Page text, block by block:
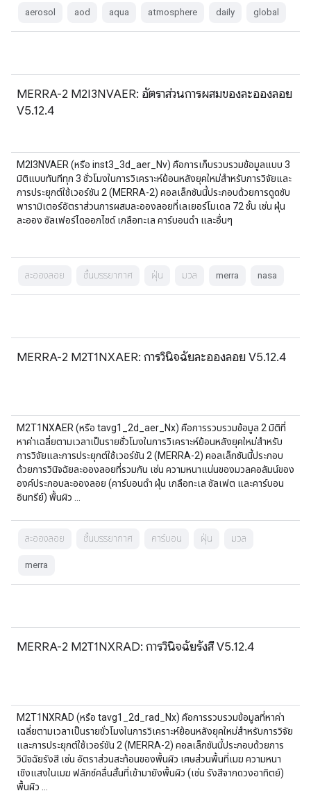
aerosol aod aqua atmosphere daily global
MERRA-2 M2I3NVAER: อัตราส่วนการผสมของละอองลอย
V5.12.4
M2I3NVAER (หรือ inst3_3d_aer_Nv) คือการเก็บรวบรวมข้อมูลแบบ 3
มิติแบบทันทีทุก 3 ชั่วโมงในการวิเคราะห์ย้อนหลังยุคใหม่สำหรับการวิจัยและ
การประยุกต์ใช้เวอร์ชัน 2 (MERRA-2) คอลเล็กชันนี้ประกอบด้วยการดูดซับ
พารามิเตอร์อัตราส่วนการผสมละอองลอยที่เลเยอร์โมเดล 72 ชั้น เช่น ฝุ่น
ละออง ซัลเฟอร์ไดออกไซด์ เกลือทะเล คาร์บอนดำ และอื่นๆ
ละอองลอย ชั้นบรรยากาศ ฝุ่น มวล merra nasa
MERRA-2 M2T1NXAER: การวินิจฉัยละอองลอย V5.12.4
M2T1NXAER (หรือ tavg1_2d_aer_Nx) คือการรวบรวมข้อมูล 2 มิติที่
หาค่าเฉลี่ยตามเวลาเป็นรายชั่วโมงในการวิเคราะห์ย้อนหลังยุคใหม่สำหรับ
การวิจัยและการประยุกต์ใช้เวอร์ชัน 2 (MERRA-2) คอลเล็กชันนี้ประกอบ
ด้วยการวินิจฉัยละอองลอยที่รวมกัน เช่น ความหนาแน่นของมวลคอลัมน์ของ
องค์ประกอบละอองลอย (คาร์บอนดำ ฝุ่น เกลือทะเล ซัลเฟต และคาร์บอน
อินทรีย์) พื้นผิว …
ละอองลอย ชั้นบรรยากาศ คาร์บอน ฝุ่น มวล
merra
MERRA-2 M2T1NXRAD: การวินิจฉัยรังสี V5.12.4
M2T1NXRAD (หรือ tavg1_2d_rad_Nx) คือการรวบรวมข้อมูลที่หาค่า
เฉลี่ยตามเวลาเป็นรายชั่วโมงในการวิเคราะห์ย้อนหลังยุคใหม่สำหรับการวิจัย
และการประยุกต์ใช้เวอร์ชัน 2 (MERRA-2) คอลเล็กชันนี้ประกอบด้วยการ
วินิจฉัยรังสี เช่น อัตราส่วนสะท้อนของพื้นผิว เศษส่วนพื้นที่เมฆ ความหนา
เชิงแสงในเมฆ ฟลักซ์คลื่นสั้นที่เข้ามายังพื้นผิว (เช่น รังสีจากดวงอาทิตย์)
พื้นผิว …